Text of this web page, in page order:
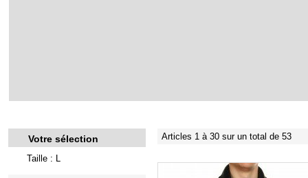
Votre sélection
Taille : L
Articles 1 à 30 sur un total de 53